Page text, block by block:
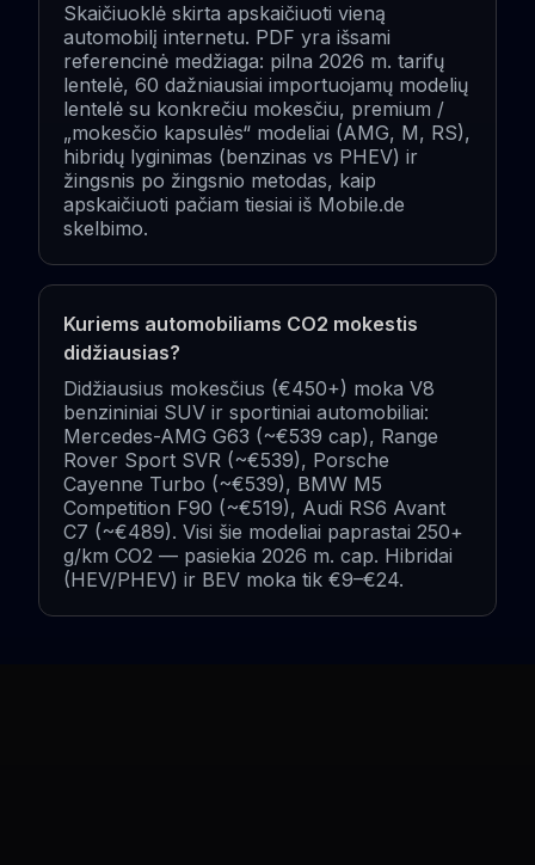
Skaičiuoklė skirta apskaičiuoti vieną
automobilį internetu. PDF yra išsami
referencinė medžiaga: pilna 2026 m. tarifų
lentelė, 60 dažniausiai importuojamų modelių
lentelė su konkrečiu mokesčiu, premium /
„mokesčio kapsulės“ modeliai (AMG, M, RS),
hibridų lyginimas (benzinas vs PHEV) ir
žingsnis po žingsnio metodas, kaip
apskaičiuoti pačiam tiesiai iš Mobile.de
skelbimo.
Kuriems automobiliams CO2 mokestis
didžiausias?
Didžiausius mokesčius (€450+) moka V8
benzininiai SUV ir sportiniai automobiliai:
Mercedes-AMG G63 (~€539 cap), Range
Rover Sport SVR (~€539), Porsche
Cayenne Turbo (~€539), BMW M5
Competition F90 (~€519), Audi RS6 Avant
C7 (~€489). Visi šie modeliai paprastai 250+
g/km CO2 — pasiekia 2026 m. cap. Hibridai
(HEV/PHEV) ir BEV moka tik €9–€24.